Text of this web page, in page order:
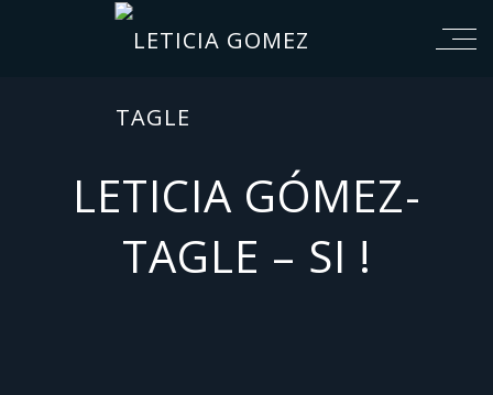
LETICIA GÓMEZ-
TAGLE – SI !